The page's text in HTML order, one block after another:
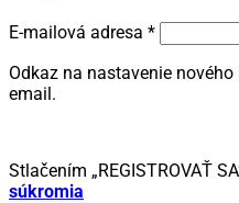
E-mailová adresa *Povinné
Odkaz na nastavenie
email.
Stlačením „REGISTROVAŤ
súkromia